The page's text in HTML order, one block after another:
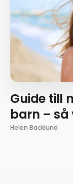
Guide till
barn –
Helen Backlund